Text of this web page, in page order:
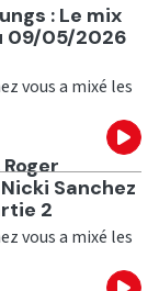
: Le mix
09/05/2026
vous a mixé les
Sanchez
2
vous a mixé les